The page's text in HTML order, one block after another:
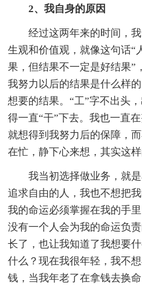
2、我自身的原因
经过这两年来的时间，
生观和价值观，就像这句话“
果，但结果不一定是好结果”
我努力以后的结果是什么样
想要的结果。“工”字不出头
得一直“干”下去。我也一直
就想得到我努力后的保障，
在忙，静下心来想，其实这
我当初选择做业务，就
追求自由的人，我也不想把
我的命运必须掌握在我的手
没有一个人会为我的命运负
长了，也让我知道了我想要
什么？现在我很年轻，我不
钱，当我年老了在拿钱去换